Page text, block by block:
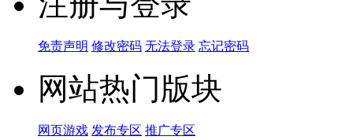
免责声明 修改密码 无法登录 忘记密码
网站热门版块
网页游戏 发布专区 推广专区